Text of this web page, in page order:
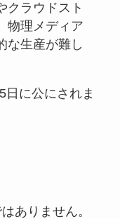
クラウドスト
物理メディア
な生産が難し
日に公にされま
ありません。